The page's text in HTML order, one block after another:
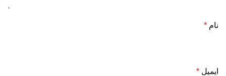
نام *
ایمیل *